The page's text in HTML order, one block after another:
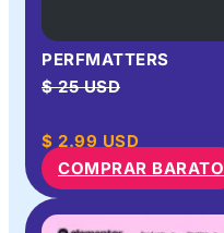
PERFMATTERS
$ 25 USD
$ 2.99 USD
COMPRAR BARATO